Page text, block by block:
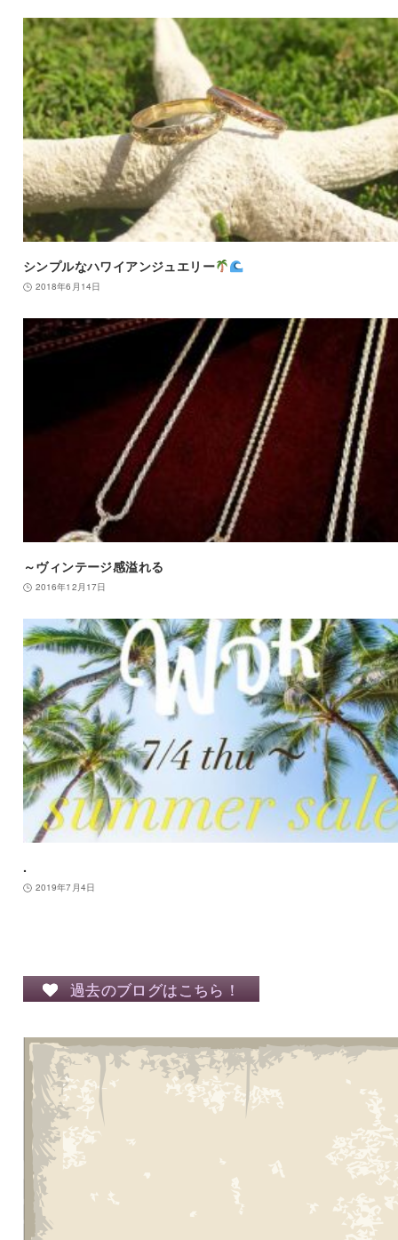
シンプルなハワイアンジュエリー
2018年6月14日
～ヴィンテージ感溢れる
2016年12月17日
.
2019年7月4日
過去のブログはこちら！